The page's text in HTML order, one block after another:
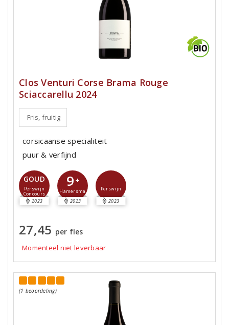
Clos Venturi Corse Brama Rouge
Sciaccarellu 2024
Fris, fruitig
corsicaanse specialiteit
puur & verfijnd
GOUD
Perswijn
Concours
2023
9 +
Hamersma
2023
Perswijn
2023
27,45 per fles
Momenteel niet leverbaar
(1 beoordeling)